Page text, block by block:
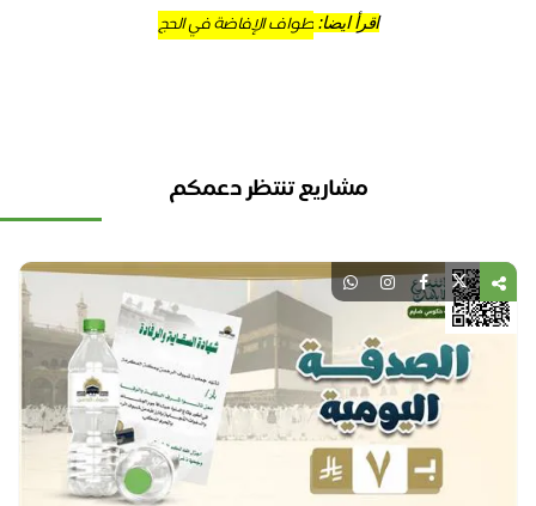
اقرأ ايضا: طواف الإفاضة في الحج
مشاريع تنتظر دعمكم